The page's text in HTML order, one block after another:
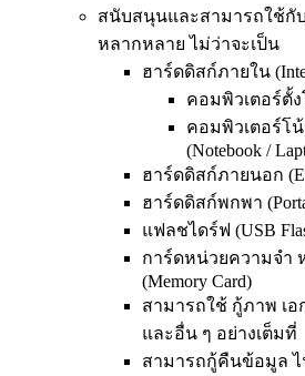
สนับสนุนและสามารถใช้กั
หลากหลาย ไม่ว่าจะเป็น
ฮาร์ดดิสก์ภายใน
คอมพิวเตอร์ตั้ง
คอมพิวเตอร์โ
(Notebook /
ฮาร์ดดิสก์ภายนอก
ฮาร์ดดิสก์พกพา
แฟลชไดร์ฟ (USB
การ์ดหน่วยความจำ
(Memory Card)
สามารถใช้ กู้ภาพ เอ
และอื่น ๆ อย่างเต็มที่
สามารถกู้คืนข้อมูล ไ